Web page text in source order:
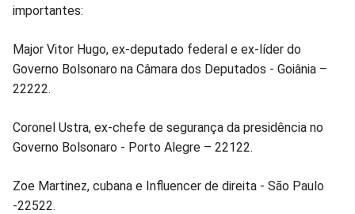
importantes:
Major Vitor Hugo, ex-deputado federal e ex-líder do
Governo Bolsonaro na Câmara dos Deputados - Goiânia –
22222.
Coronel Ustra, ex-chefe de segurança da presidência no
Governo Bolsonaro - Porto Alegre – 22122.
Zoe Martinez, cubana e Influencer de direita - São Paulo
-22522.